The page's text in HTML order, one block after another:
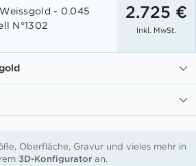
- 0.045
N°1302
2.725 €
Inkl. MwSt.
Oberfläche, Gravur und vieles mehr in
3D-Konfiguratoran.